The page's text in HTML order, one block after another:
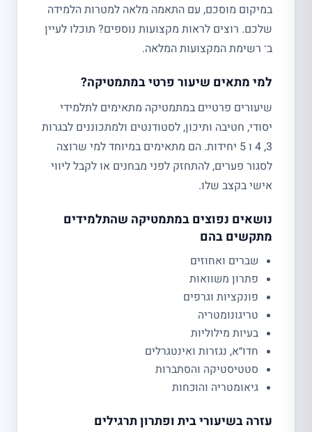
במיקום מוסכם, עם התאמה מלאה למטרות הלמידה
שלכם. רוצים לראות מקצועות נוספים? תוכלו לעיין
ב־ רשימת המקצועות המלאה.
למי מתאים שיעור פרטי במתמטיקה?
שיעורים פרטיים במתמטיקה מתאימים לתלמידי
יסודי, חטיבה ותיכון, לסטודנטים ולמתכוננים לבגרות
3, 4 ו 5 יחידות. הם מתאימים במיוחד למי שרוצה
לסגור פערים, להתחזק לפני מבחנים או לקבל ליווי
אישי בקצב שלו.
נושאים נפוצים במתמטיקה שהתלמידים
מתקשים בהם
שברים ואחוזים
פתרון משוואות
פונקציות וגרפים
טריגונומטריה
בעיות מילוליות
חדו״א, נגזרות ואינטגרלים
סטטיסטיקה והסתברות
גיאומטריה והוכחות
עזרה בשיעורי בית ופתרון תרגילים